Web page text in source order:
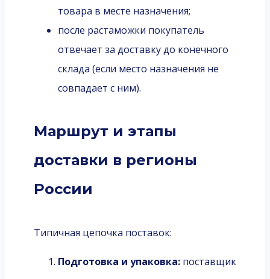
товара в месте назначения;
после растаможки покупатель
отвечает за доставку до конечного
склада (если место назначения не
совпадает с ним).
Маршрут и этапы
доставки в регионы
России
Типичная цепочка поставок:
Подготовка и упаковка: поставщик